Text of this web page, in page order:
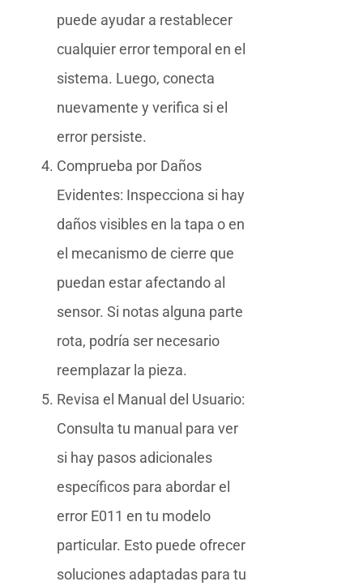
puede ayudar a restablecer
cualquier error temporal en el
sistema. Luego, conecta
nuevamente y verifica si el
error persiste.
Comprueba por Daños
Evidentes: Inspecciona si hay
daños visibles en la tapa o en
el mecanismo de cierre que
puedan estar afectando al
sensor. Si notas alguna parte
rota, podría ser necesario
reemplazar la pieza.
Revisa el Manual del Usuario:
Consulta tu manual para ver
si hay pasos adicionales
específicos para abordar el
error E011 en tu modelo
particular. Esto puede ofrecer
soluciones adaptadas para tu